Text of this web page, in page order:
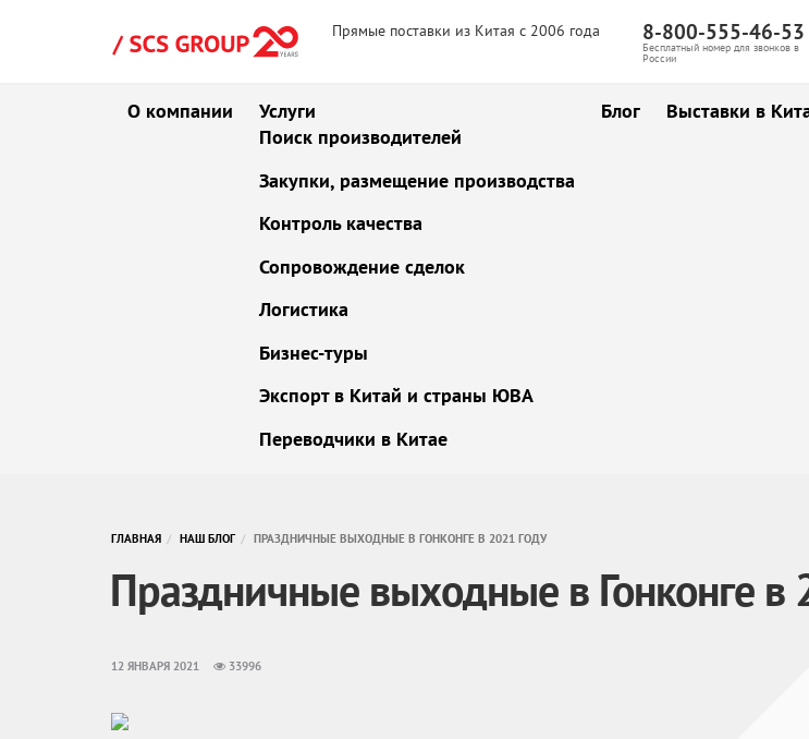
Прямые поставки из Китая с 2006 года 8-800-555-46-53
Бесплатный номер для звонков в
России
О компании
Услуги
Поиск производителей
Закупки, размещение производства
Контроль качества
Сопровождение сделок
Логистика
Бизнес-туры
Экспорт в Китай и страны ЮВА
Переводчики в Китае
Блог Выставки в
ГЛАВНАЯ НАШ БЛОГ ПРАЗДНИЧНЫЕ ВЫХОДНЫЕ В ГОНКОНГЕ В 2021 ГОДУ
Праздничные выходные в Гонконге в
12 ЯНВАРЯ 2021 33996